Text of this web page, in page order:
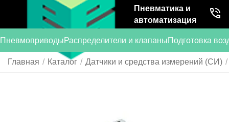
Пневматика и
автоматизация
ПневмоприводыРаспределители и клапаныПодготовка
Главная / Каталог / Датчики и средства измерений (СИ) /